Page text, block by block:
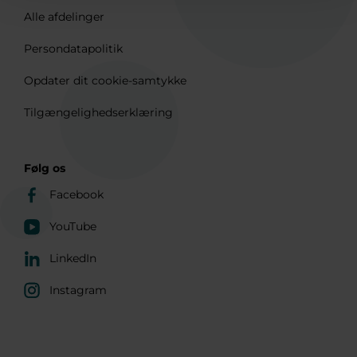
Alle afdelinger
Persondatapolitik
Opdater dit cookie-samtykke
Tilgængelighedserklæring
Følg os
Facebook
YouTube
LinkedIn
Instagram